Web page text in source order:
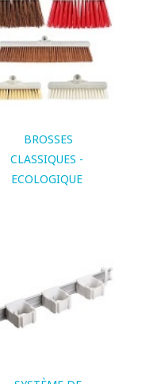
BROSSES
CLASSIQUES -
ECOLOGIQUE